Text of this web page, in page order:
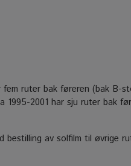
fem ruter bak føreren (bak B-
2001 har sju ruter bak
av solfilm til øvrige